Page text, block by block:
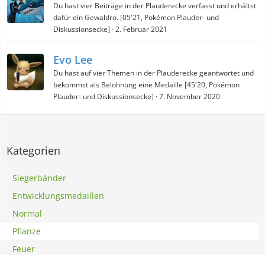
Du hast vier Beiträge in der Plauderecke verfasst und erhältst
dafür ein Gewaldro. [05'21, Pokémon Plauder- und
Diskussionsecke] 2. Februar 2021
Evo Lee
Du hast auf vier Themen in der Plauderecke geantwortet und
bekommst als Belohnung eine Medaille [45'20, Pokémon
Plauder- und Diskussionsecke] 7. November 2020
Kategorien
Siegerbänder
Entwicklungsmedaillen
Normal
Pflanze
Feuer